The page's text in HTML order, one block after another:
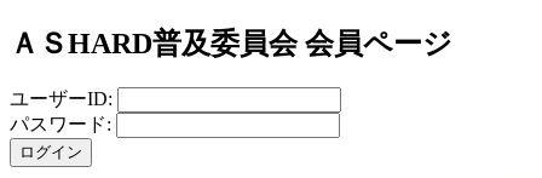
ＡＳHARD普及委員会 会員ページ
ユーザーID:
パスワード: